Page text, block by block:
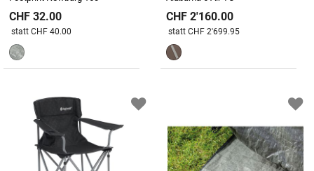
CHF 32.00
Preis reduziert von
statt CHF 40.00
CHF 2'160.00
Preis reduziert von
statt CHF 2'699.95An